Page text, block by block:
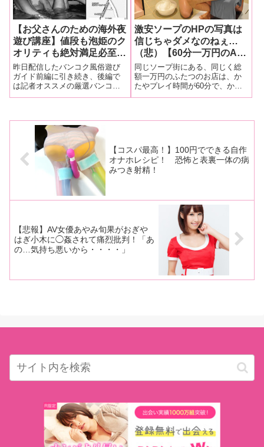
【お父さんのための海外夜
遊び講座】値段も泡姫のク
オリティも絶対満足必至の
名店ぞろい♥ 風俗王国タ
イ・バンコクの厳選ソープ
ランド7店舗をご紹介♥
昨日配信したバンコク風俗遊び
ガイド前編に引き続き、後編で
は記者オススメの厳選バンコク
ソープ7店舗をご紹介♥
激安ソープのHPの写真は
信じちゃダメなのねぇ…
（悲）【60分一万円のA
店】VS【35分一万円のB
店】同じ金額でこんなに違
った！泡の国で総額一万円
ソープ検証
同じソープ街にある、同じく総
額一万円のふたつのお店は、か
たやプレイ時間が60分で、かた
や35分。この違いは姫質の違い
題を潜入レポートいたします!!
【コスパ最高！】100円でできる自作
オナホレシピ！ 恐怖と表裏一体の病
みつき射精！
【悲報】AV女優あやみ旬果がおぎや
はぎ小木に◯姦されて痛烈批判！「あ
の…気持ち悪いから・・・・」